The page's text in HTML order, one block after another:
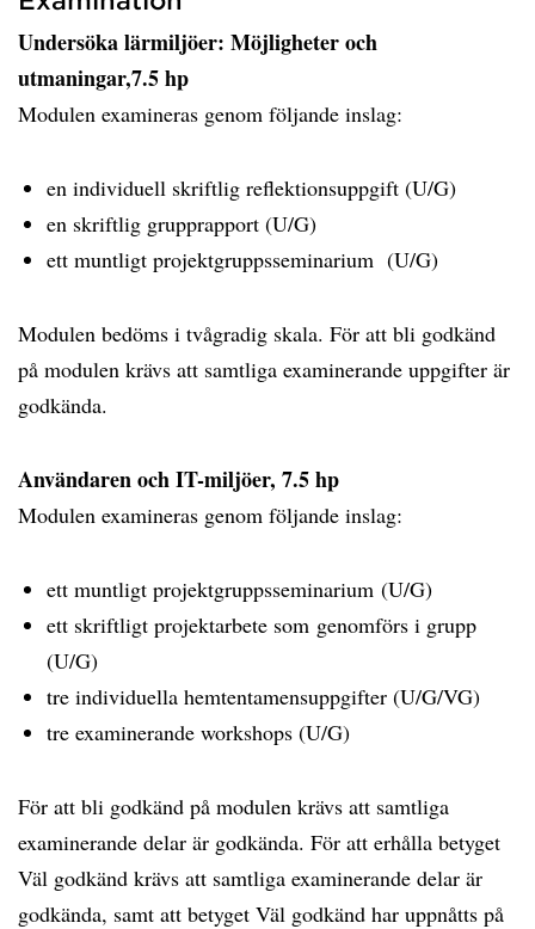
Undersöka lärmiljöer: Möjligheter och
utmaningar,7.5 hp
Modulen examineras genom följande inslag:
en individuell skriftlig reflektionsuppgift (U/G)
en skriftlig grupprapport (U/G)
ett muntligt projektgruppsseminarium (U/G)
Modulen bedöms i tvågradig skala. För att bli godkänd
på modulen krävs att samtliga examinerande uppgifter är
godkända.
Användaren och IT-miljöer, 7.5 hp
Modulen examineras genom följande inslag:
ett muntligt projektgruppsseminarium (U/G)
ett skriftligt projektarbete som genomförs i grupp
(U/G)
tre individuella hemtentamensuppgifter (U/G/VG)
tre examinerande workshops (U/G)
För att bli godkänd på modulen krävs att samtliga
examinerande delar är godkända. För att erhålla betyget
Väl godkänd krävs att samtliga examinerande delar är
godkända, samt att betyget Väl godkänd har uppnåtts på